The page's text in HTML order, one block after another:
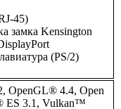
45)
замка Kensington
(PS/2)
OpenGL® 4.4, Open
ES 3.1, Vulkan™